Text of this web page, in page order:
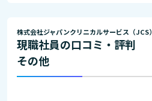
株式会社ジャパンクリニカルサービス（JCS）
現職社員の口コミ・評判
その他